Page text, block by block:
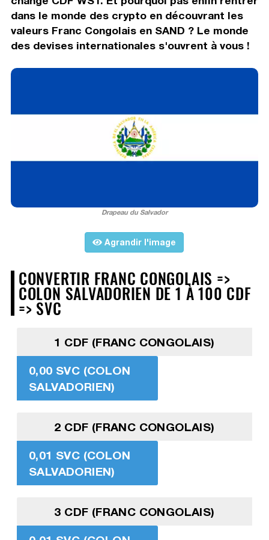
dans le monde des crypto en découvrant les
valeurs Franc Congolais en SAND ? Le monde
des devises internationales s'ouvrent à vous !
Drapeau du Salvador
Agrandir l'image
CONVERTIR FRANC CONGOLAIS =>
COLON SALVADORIEN DE 1 À 100 CDF
=> SVC
1 CDF (FRANC CONGOLAIS)
0,00 SVC (COLON
SALVADORIEN)
2 CDF (FRANC CONGOLAIS)
0,01 SVC (COLON
SALVADORIEN)
3 CDF (FRANC CONGOLAIS)